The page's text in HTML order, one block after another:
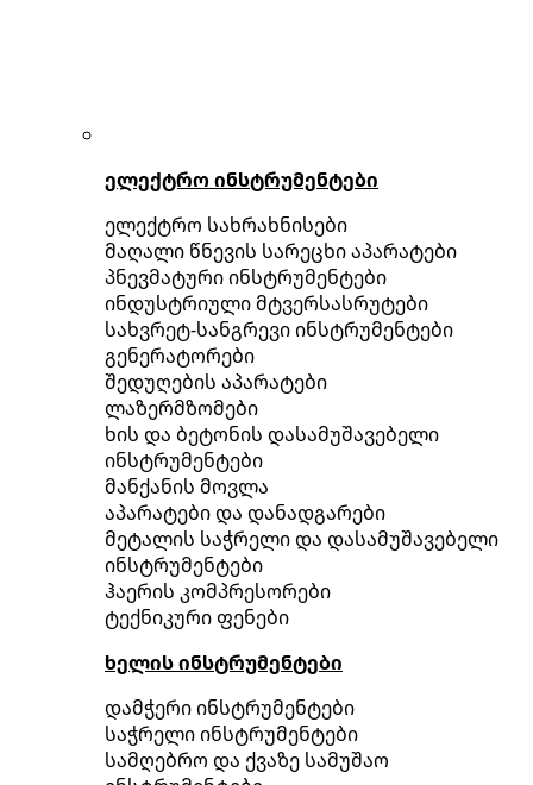
ელექტრო ინსტრუმენტები
ელექტრო სახრახნისები
მაღალი წნევის სარეცხი აპარატები
პნევმატური ინსტრუმენტები
ინდუსტრიული მტვერსასრუტები
სახვრეტ-სანგრევი ინსტრუმენტები
გენერატორები
შედუღების აპარატები
ლაზერმზომები
ხის და ბეტონის დასამუშავებელი
ინსტრუმენტები
მანქანის მოვლა
აპარატები და დანადგარები
მეტალის საჭრელი და დასამუშავებელი
ინსტრუმენტები
ჰაერის კომპრესორები
ტექნიკური ფენები
ხელის ინსტრუმენტები
დამჭერი ინსტრუმენტები
საჭრელი ინსტრუმენტები
სამღებრო და ქვაზე სამუშაო